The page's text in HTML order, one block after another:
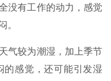
没有工作的动力，感觉
。
气较为潮湿，加上季节
的感觉，还可能引发湿